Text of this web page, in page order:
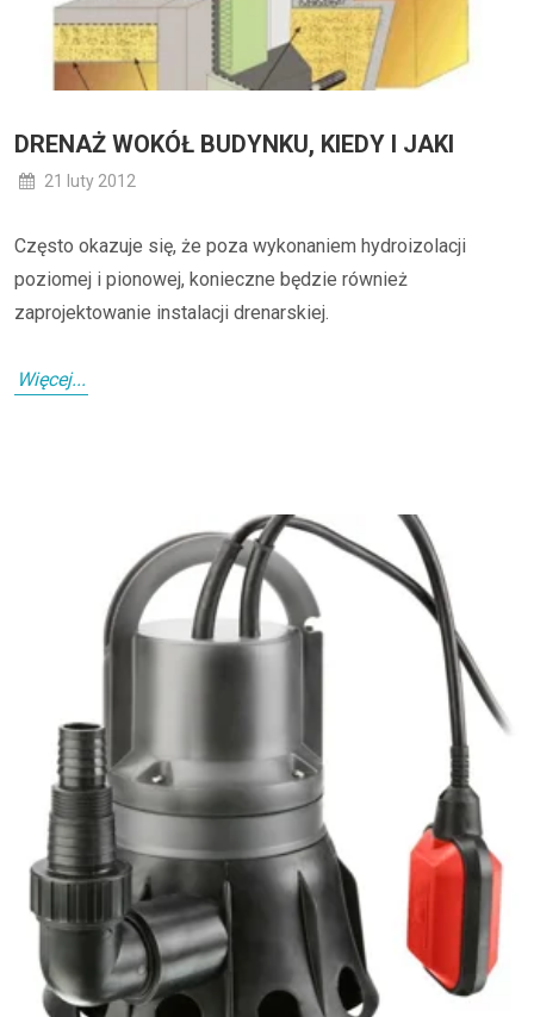
DRENAŻ WOKÓŁ BUDYNKU, KIEDY I JAKI
21 luty 2012
Często okazuje się, że poza wykonaniem hydroizolacji
poziomej i pionowej, konieczne będzie również
zaprojektowanie instalacji drenarskiej.
Więcej...